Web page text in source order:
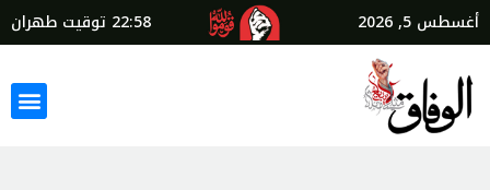
أغسطس 5, 2026 22:58 توقيت طهران